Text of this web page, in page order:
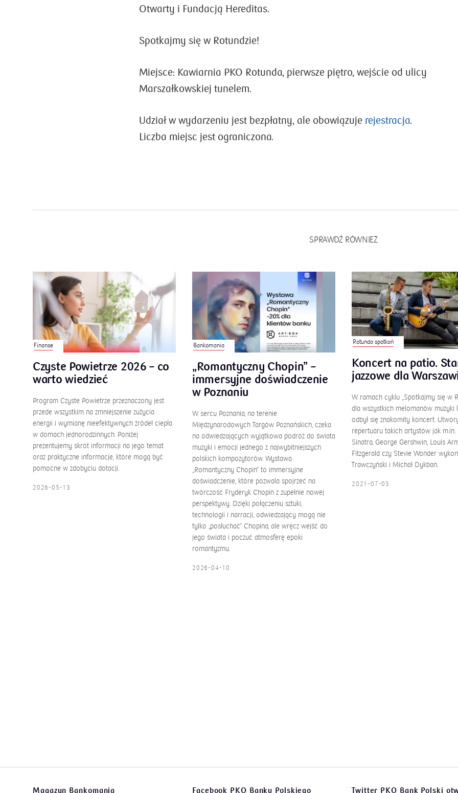
Otwarty i Fundacją Hereditas.
Spotkajmy się w Rotundzie!
Miejsce: Kawiarnia PKO Rotunda, pierwsze piętro, wejście od ulicy
Marszałkowskiej tunelem.
Udział w wydarzeniu jest bezpłatny, ale obowiązuje rejestracja.
Liczba miejsc jest ograniczona.
SPRAWDŹ RÓWNIEŻ
Finanse
Czyste Powietrze 2026 – co
warto wiedzieć
Program Czyste Powietrze przeznaczony jest
przede wszystkim na zmniejszenie zużycia
energii i wymianę nieefektywnych źródeł ciepła
w domach jednorodzinnych. Poniżej
prezentujemy skrót informacji na jego temat
oraz praktyczne informacje, które mogą być
pomocne w zdobyciu dotacji.
2026-05-13
Bankomania
„Romantyczny Chopin” –
immersyjne doświadczenie
w Poznaniu
W sercu Poznania, na terenie
Międzynarodowych Targów Poznańskich, czeka
na odwiedzających wyjątkowa podróż do świata
muzyki i emocji jednego z najwybitniejszych
polskich kompozytorów. Wystawa
„Romantyczny Chopin” to immersyjne
doświadczenie, które pozwala spojrzeć na
twórczość Fryderyk Chopin z zupełnie nowej
perspektywy. Dzięki połączeniu sztuki,
technologii i narracji, odwiedzający mogą nie
tylko „posłuchać” Chopina, ale wręcz wejść do
jego świata i poczuć atmosferę epoki
romantyzmu.
2026-04-10
Rotunda spotkań
Koncert na patio.
jazzowe dla
W ramach cyklu ,,Spotkajmy się w
dla wszystkich melomanów
odbył się znakomity koncert.
repertuaru takich artystów jak m.in.
Sinatra, George Gershwin, Louis
Fitzgerald czy Stevie Wonder
Trawczyński i Michał Dykban.
2021-07-05
Magazyn Bankomania Facebook PKO Banku Polskiego Twitter PKO Bank Polski